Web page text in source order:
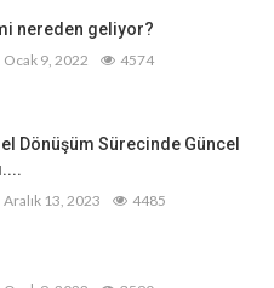
nereden geliyor?
Ocak 9, 2022 4574
Dönüşüm Sürecinde Güncel
Aralık 13, 2023 4485